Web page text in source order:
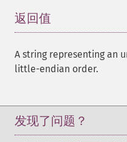
返回值
A string representing an
little-endian order.
发现了问题？